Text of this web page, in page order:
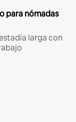
para nómadas
larga con